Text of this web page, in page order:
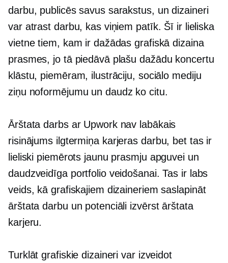
darbu, publicēs savus sarakstus, un dizaineri
var atrast darbu, kas viņiem patīk. Šī ir lieliska
vietne tiem, kam ir dažādas grafiskā dizaina
prasmes, jo tā piedāvā plašu dažādu koncertu
klāstu, piemēram, ilustrāciju, sociālo mediju
ziņu noformējumu un daudz ko citu.
Ārštata darbs ar Upwork nav labākais
risinājums ilgtermiņakarjeras darbu, bet tas ir
lieliski piemērots jaunu prasmju apguvei un
daudzveidīga portfolio veidošanai. Tas ir labs
veids, kā grafiskajiem dizaineriem saslapināt
ārštata darbu un potenciāli izvērst ārštata
karjeru.
Turklāt grafiskie dizaineri var izveidot